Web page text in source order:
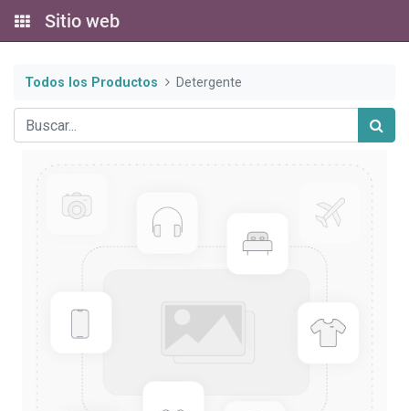
Sitio web
Todos los Productos Detergente